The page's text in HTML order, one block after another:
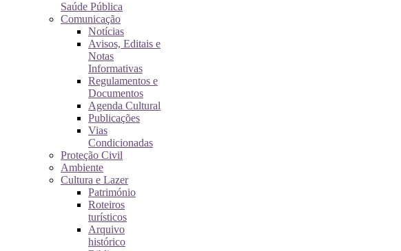
Saúde Pública
Comunicação
Notícias
Avisos, Editais e
Notas
Informativas
Regulamentos e
Documentos
Agenda Cultural
Publicações
Vias
Condicionadas
Proteção Civil
Ambiente
Cultura e Lazer
Património
Roteiros
turísticos
Arquivo
histórico